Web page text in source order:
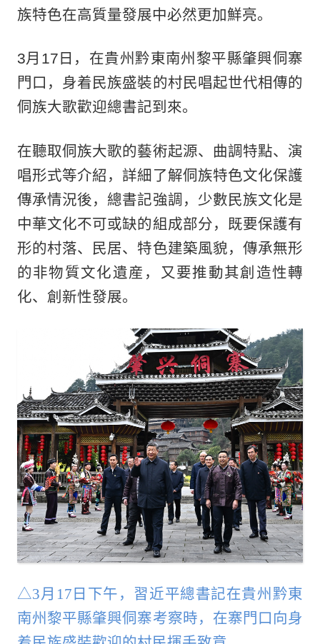
族特色在高質量發展中必然更加鮮亮。
3月17日，在貴州黔東南州黎平縣肇興侗寨
門口，身着民族盛裝的村民唱起世代相傳的
侗族大歌歡迎總書記到來。
在聽取侗族大歌的藝術起源、曲調特點、演
唱形式等介紹，詳細了解侗族特色文化保護
傳承情況後，總書記強調，少數民族文化是
中華文化不可或缺的組成部分，既要保護有
形的村落、民居、特色建築風貌，傳承無形
的非物質文化遺産，又要推動其創造性轉
化、創新性發展。
△3月17日下午，習近平總書記在貴州黔東
南州黎平縣肇興侗寨考察時，在寨門口向身